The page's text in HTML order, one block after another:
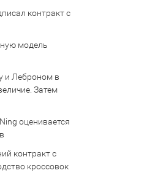
контракт с
модель
и Леброном в
Затем
оценивается
контракт с
кроссовок